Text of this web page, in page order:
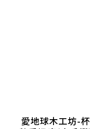
愛地球木工坊-杯